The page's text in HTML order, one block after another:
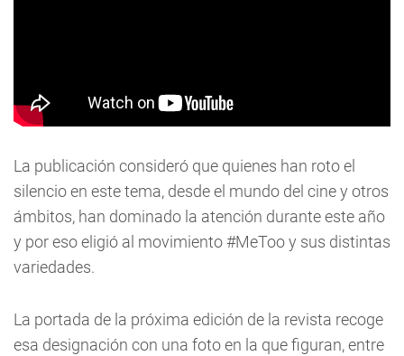
La publicación consideró que quienes han roto el
silencio en este tema, desde el mundo del cine y otros
ámbitos, han dominado la atención durante este año
y por eso eligió al movimiento #MeToo y sus distintas
variedades.
La portada de la próxima edición de la revista recoge
esa designación con una foto en la que figuran, entre